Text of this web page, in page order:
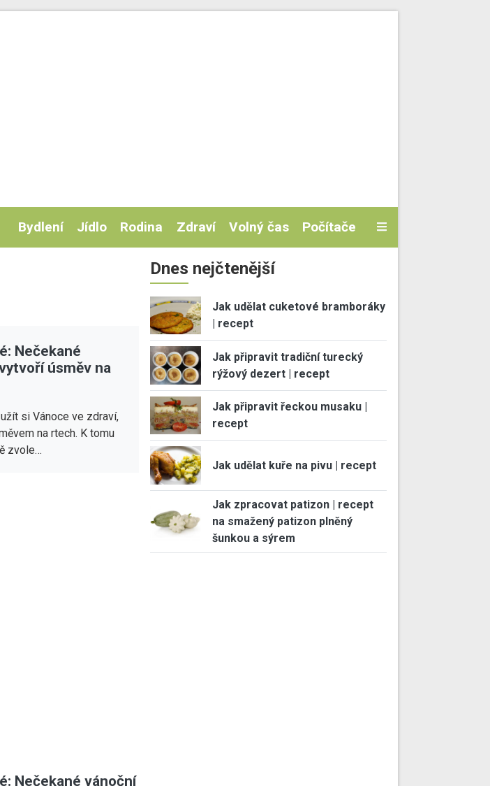
Bydlení Jídlo Rodina Zdraví Volný čas Počítače
Nečekané
úsměv na
si Vánoce ve zdraví,
na rtech. K tomu
zvole…
Nečekané vánoční
Dnes nejčtenější
Jak udělat cuketové bramboráky
| recept
Jak připravit tradiční turecký
rýžový dezert | recept
Jak připravit řeckou musaku |
recept
Jak udělat kuře na pivu | recept
Jak zpracovat patizon | recept
na smažený patizon plněný
šunkou a sýrem